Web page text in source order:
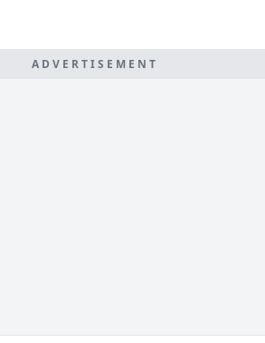
ADVERTISEMENT